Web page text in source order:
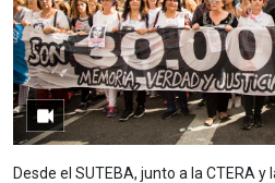
Desde el SUTEBA, junto a la CTERA